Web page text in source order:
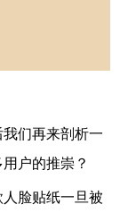
们再来剖析一
户的推崇？
脸贴纸一旦被